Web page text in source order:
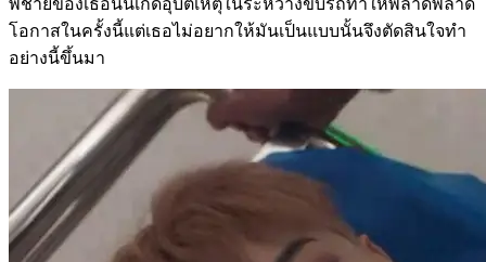
พี่ชายของเธอนั้นเกิดอุบัติเหตุในระหว่างขับรถทำให้พลาดพลาด
โอกาสในครั้งนี้แต่เธอไม่อยากให้มันเป็นแบบนั้นจึงตัดสินใจทำ
อย่างนี้ขึ้นมา